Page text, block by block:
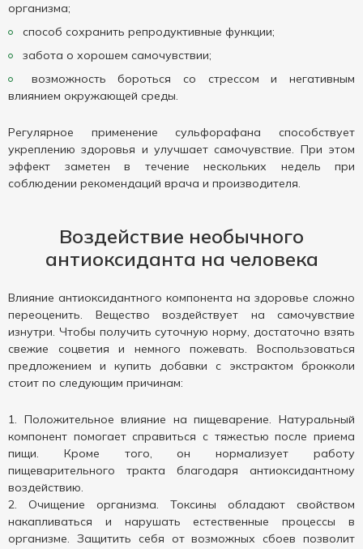
организма;
способ сохранить репродуктивные функции;
забота о хорошем самочувствии;
возможность бороться со стрессом и негативным
влиянием окружающей среды.
Регулярное применение сульфорафана способствует
укреплению здоровья и улучшает самочувствие. При этом
эффект заметен в течение нескольких недель при
соблюдении рекомендаций врача и производителя.
Воздействие необычного
антиоксиданта на человека
Влияние антиоксидантного компонента на здоровье сложно
переоценить. Вещество воздействует на самочувствие
изнутри. Чтобы получить суточную норму, достаточно взять
свежие соцветия и немного пожевать. Воспользоваться
предложением и купить добавки с экстрактом брокколи
стоит по следующим причинам:
Положительное влияние на пищеварение. Натуральный
компонент помогает справиться с тяжестью после приема
пищи. Кроме того, он нормализует работу
пищеварительного тракта благодаря антиоксидантному
воздействию.
Очищение организма. Токсины обладают свойством
накапливаться и нарушать естественные процессы в
организме. Защитить себя от возможных сбоев позволит